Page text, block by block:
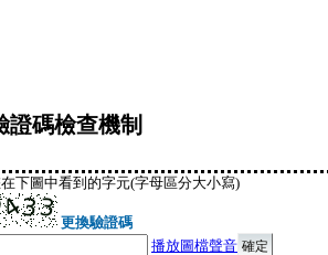
證碼檢查機制
下圖中看到的字元(字母區分大小寫)
更換驗證碼
播放圖檔聲音